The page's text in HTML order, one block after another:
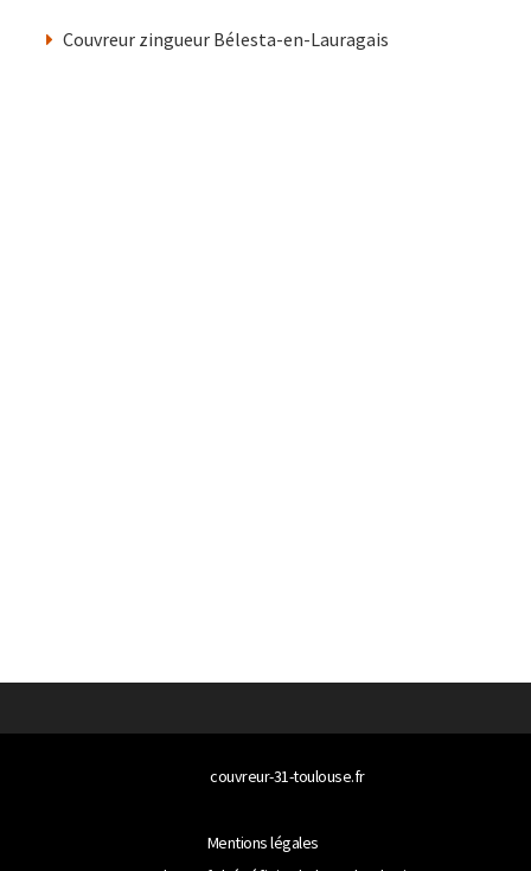
Couvreur zingueur Bélesta-en-Lauragais
couvreur-31-toulouse.fr
Mentions légales